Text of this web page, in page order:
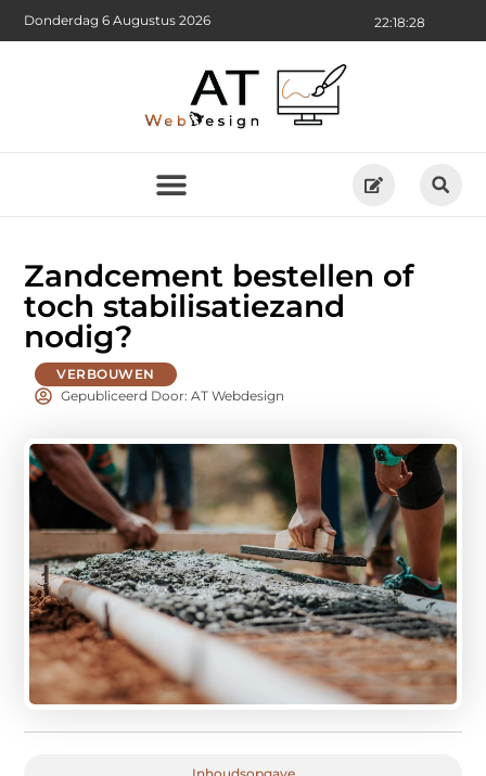
22:18:29
Donderdag 6 Augustus 2026
Zandcement bestellen of
toch stabilisatiezand
nodig?
VERBOUWEN
Gepubliceerd Door: AT Webdesign